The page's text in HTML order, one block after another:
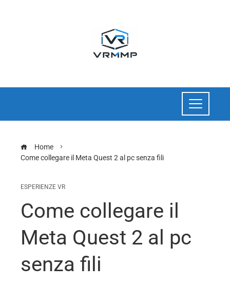
Home
Come collegare il Meta Quest 2 al pc senza fili
ESPERIENZE VR
Come collegare il
Meta Quest 2 al pc
senza fili